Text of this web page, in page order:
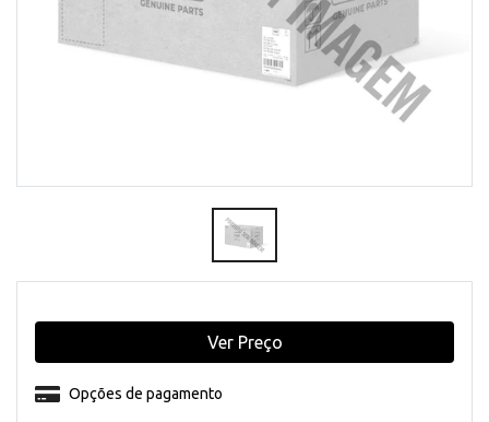
Opções de pagamento
Ver Preço